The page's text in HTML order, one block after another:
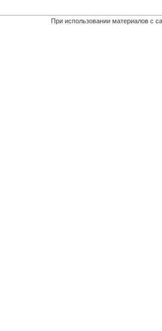
При использовании материалов с